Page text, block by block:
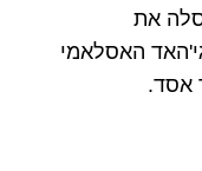
את
האסלאמי
אסד.